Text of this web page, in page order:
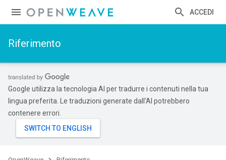
ACCEDI
Riferimento
Google utilizza la tecnologia AI per tradurre i contenuti nella tua
lingua preferita. Le traduzioni generate dall'AI potrebbero
contenere errori.